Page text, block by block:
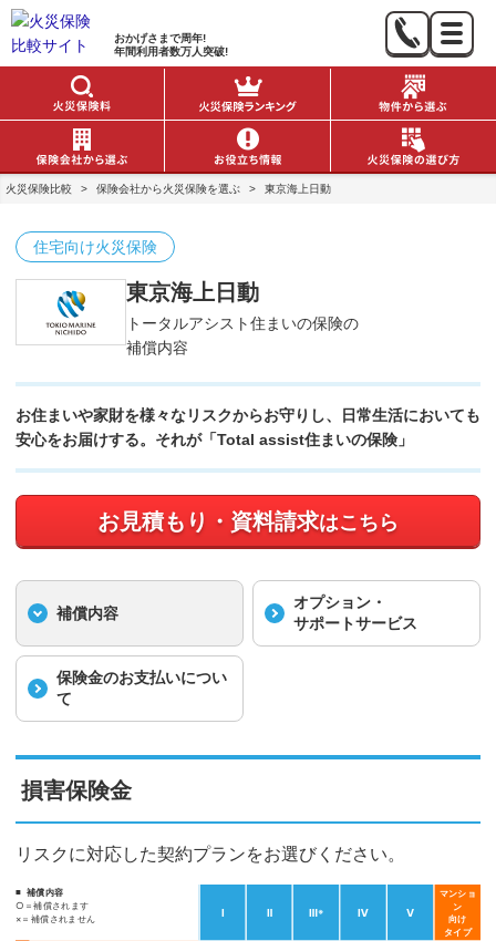
おかげさまで周年!
年間利用者数万人突破!
火災保険比較 > 保険会社から火災保険を選ぶ > 東京海上日動
住宅向け火災保険
東京海上日動
トータルアシスト住まいの保険の
補償内容
お住まいや家財を様々なリスクからお守りし、
日常生活においても
安心をお届けする。それが「Total assist住まいの保険」
お見積もり・資料請求はこちら
補償内容
オプション・
サポートサービス
保険金のお支払いについ
て
損害保険金
リスクに対応した契約プランをお選びください。
補償内容
○＝補償されます
×＝補償されません
Ⅰ Ⅱ Ⅲ※ Ⅳ Ⅴ
マンショ
ン
向け
タイプ